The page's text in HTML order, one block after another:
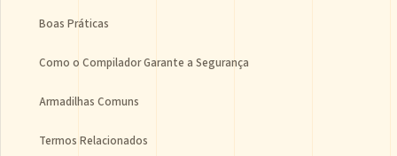
Boas Práticas
Como o Compilador Garante a Segurança
Armadilhas Comuns
Termos Relacionados